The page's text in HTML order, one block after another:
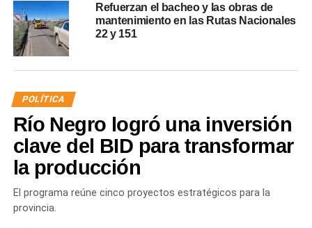
Refuerzan el bacheo y las obras de
mantenimiento en las Rutas Nacionales
22 y 151
POLÍTICA
Río Negro logró una inversión
clave del BID para transformar
la producción
El programa reúne cinco proyectos estratégicos para la
provincia.